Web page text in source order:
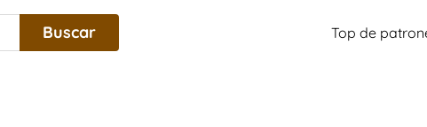
Top de